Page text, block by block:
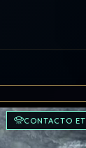
sucede…
CONTACTO ET